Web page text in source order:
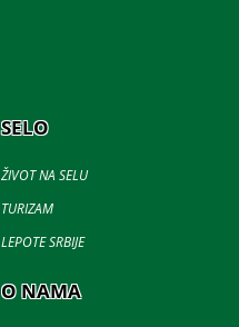
SELO
ŽIVOT NA SELU
TURIZAM
LEPOTE SRBIJE
O NAMA